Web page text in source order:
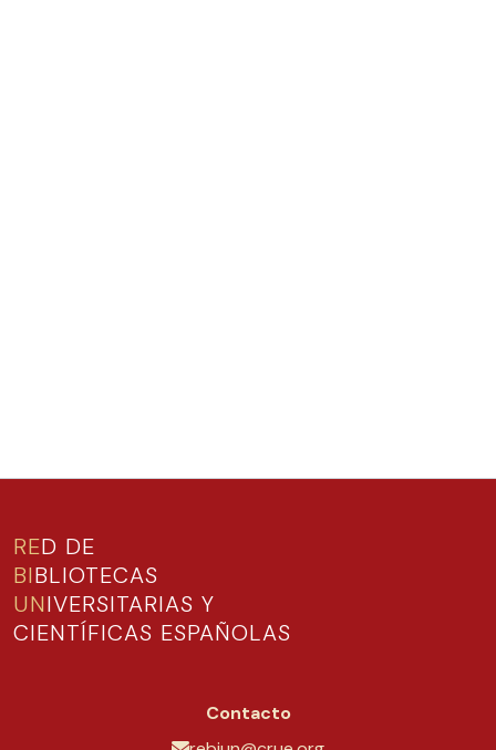
RED DE
BIBLIOTECAS
UNIVERSITARIAS Y
CIENTÍFICAS ESPAÑOLAS
Contacto